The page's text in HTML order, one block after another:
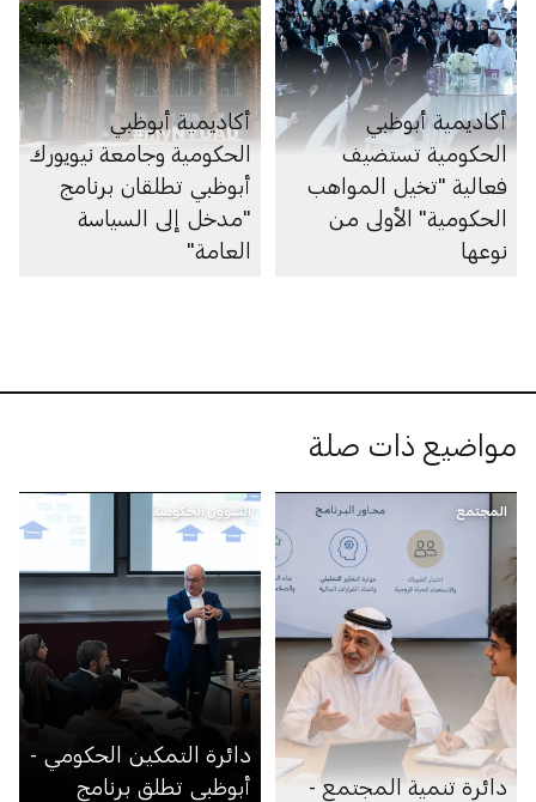
أكاديمية أبوظبي
الحكومية تستضيف
فعالية "تخيل المواهب
الحكومية" الأولى من
نوعها
أكاديمية أبوظبي
الحكومية وجامعة نيويورك
أبوظبي تطلقان برنامج
"مدخل إلى السياسة
العامة"
مواضيع ذات صلة
المجتمع
دائرة تنمية المجتمع -
الشؤون الحكومية
دائرة التمكين الحكومي -
أبوظبي تطلق برنامج